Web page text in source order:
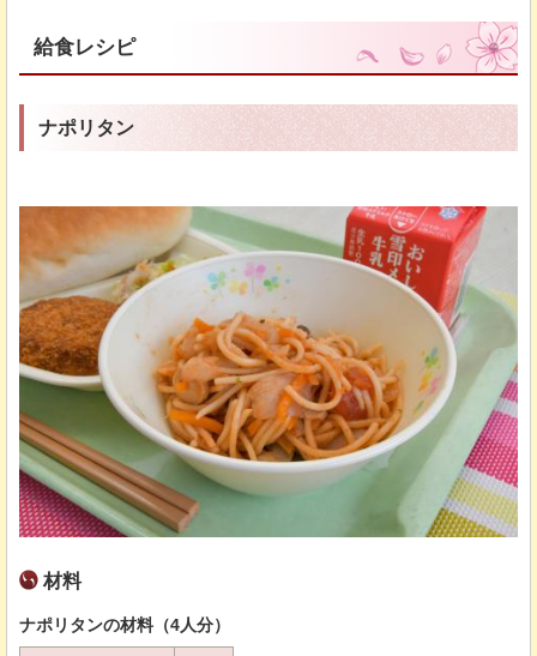
給食レシピ
ナポリタン
材料
ナポリタンの材料（4人分）